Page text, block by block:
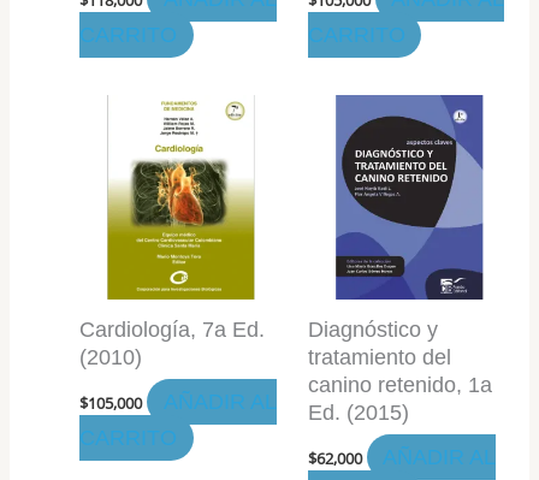
CARRITO
CARRITO
Cardiología, 7a Ed.
(2010)
$105,000
AÑADIR AL
CARRITO
Diagnóstico y
tratamiento del
canino retenido, 1a
Ed. (2015)
$62,000
AÑADIR AL